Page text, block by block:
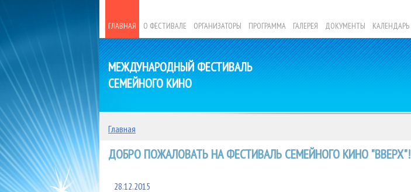
ГЛАВНАЯ О ФЕСТИВАЛЕ ОРГАНИЗАТОРЫ ПРОГРАММА ГАЛЕРЕЯ ДОКУМЕНТЫ КАЛЕНДАРЬ
МЕЖДУНАРОДНЫЙ ФЕСТИВАЛЬ
СЕМЕЙНОГО КИНО
Главная
ДОБРО ПОЖАЛОВАТЬ НА ФЕСТИВАЛЬ СЕМЕЙНОГО КИНО "ВВЕРХ"!
28.12.2015